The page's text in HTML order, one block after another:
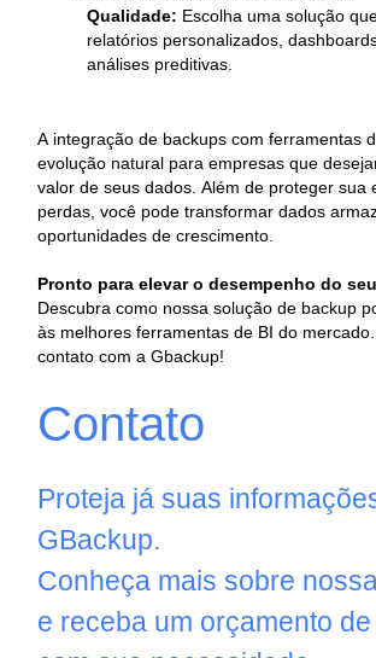
Qualidade: Escolha uma solução
relatórios personalizados,
análises preditivas.
A integração de backups com ferramentas
evolução natural para empresas que
valor de seus dados. Além de proteger sua
perdas, você pode transformar dados
oportunidades de crescimento.
Pronto para elevar o desempenho do
Descubra como nossa solução de backup
às melhores ferramentas de BI do
contato com a Gbackup!
Contato
Proteja já suas
GBackup.
Conheça mais sobre
e receba um orçamento